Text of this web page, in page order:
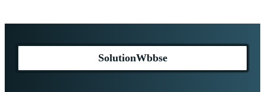
SolutionWbbse